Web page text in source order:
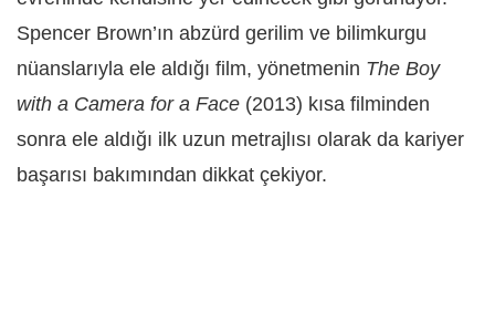
Spencer Brown’ın abzürd gerilim ve bilimkurgu
nüanslarıyla ele aldığı film, yönetmenin The Boy
with a Camera for a Face (2013) kısa filminden
sonra ele aldığı ilk uzun metrajlısı olarak da kariyer
başarısı bakımından dikkat çekiyor.